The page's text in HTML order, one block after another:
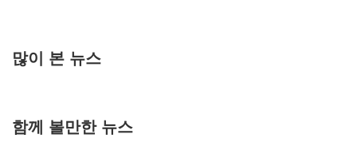
많이 본 뉴스
함께 볼만한 뉴스